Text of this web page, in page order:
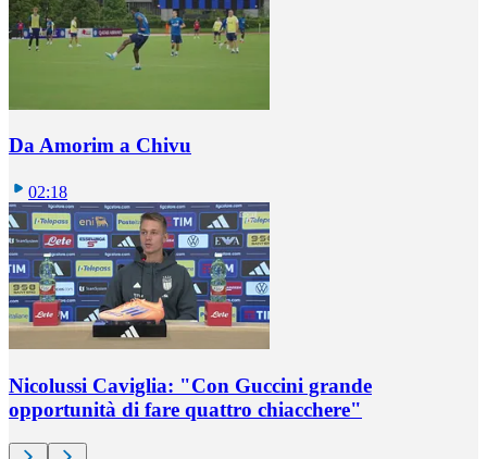
Da Amorim a Chivu
02:18
Nicolussi Caviglia: "Con Guccini grande
opportunità di fare quattro chiacchere"